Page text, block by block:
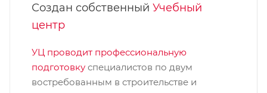
Создан собственный Учебный
центр
УЦ проводит профессиональную
подготовку специалистов по двум
востребованным в строительстве и